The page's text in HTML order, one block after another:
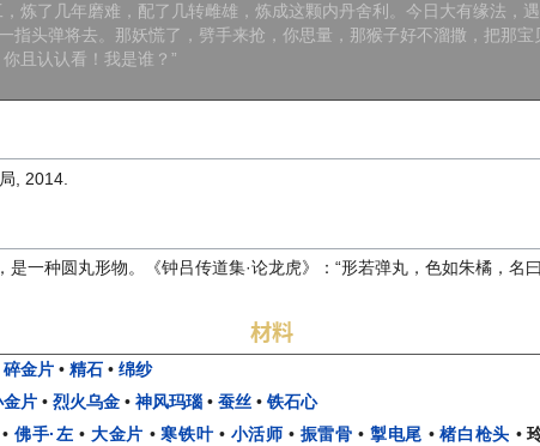
炼了几年磨难，配了几转雌雄，炼成这颗内丹舍利。今日大有缘法，
指头弹将去。那妖慌了，劈手来抢，你思量，那猴子好不溜撒，把那
且认认看！我是谁？”
, 2014.
是一种圆丸形物。《钟吕传道集·论龙虎》：“形若弹丸，色如朱橘，
材料
碎金片 •精石 •绵纱
金片 •烈火乌金 •神风玛瑙 •蚕丝 •铁石心
• 佛手·左 • 大金片 •寒铁叶• 小活师 • 振雷骨 •掣电尾 •楮白枪头 •